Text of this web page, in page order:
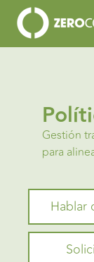
Gestión
para
Hablar